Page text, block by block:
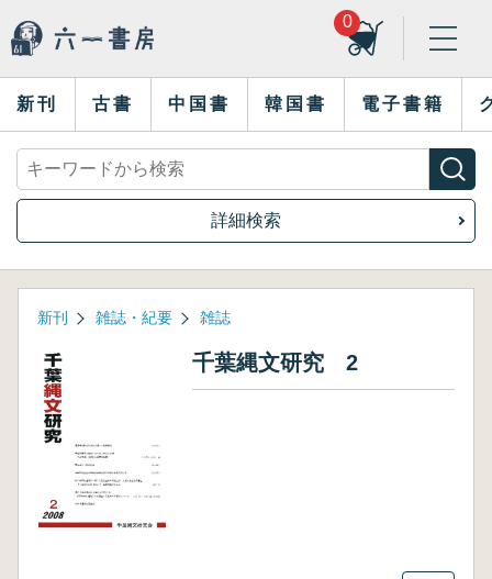
0
新刊 古書 中国書 韓国書 電子書籍
詳細検索
新刊 雑誌・紀要 雑誌
千葉縄文研究 2